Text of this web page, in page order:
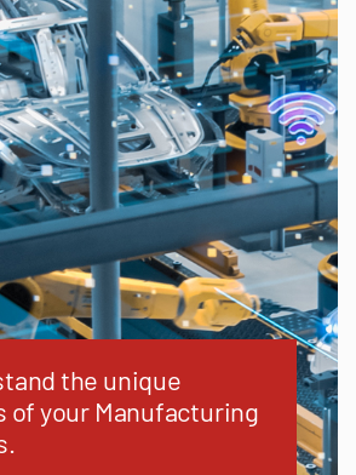
the unique
of your Manufacturing